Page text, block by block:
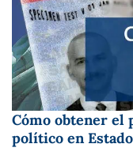
Cómo obtener el
político en